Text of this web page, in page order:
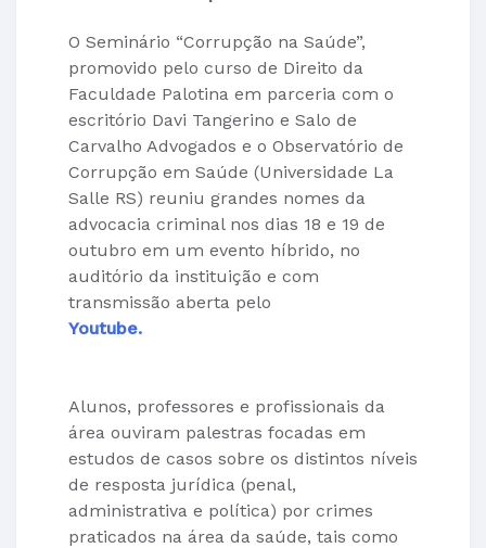
O Seminário “Corrupção na Saúde”,
promovido pelo curso de Direito da
Faculdade Palotina em parceria com o
escritório Davi Tangerino e Salo de
Carvalho Advogados e o Observatório de
Corrupção em Saúde (Universidade La
Salle RS) reuniu grandes nomes da
advocacia criminal nos dias 18 e 19 de
outubro em um evento híbrido, no
auditório da instituição e com
transmissão aberta pelo
Youtube.
Alunos, professores e profissionais da
área ouviram palestras focadas em
estudos de casos sobre os distintos níveis
de resposta jurídica (penal,
administrativa e política) por crimes
praticados na área da saúde, tais como